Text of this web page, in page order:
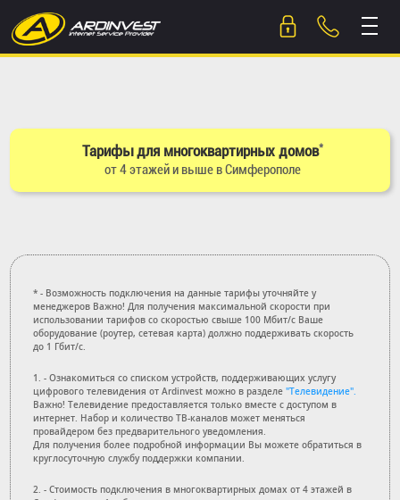
to
content
Тарифы для многоквартирных домов*
от 4 этажей и выше в Симферополе
* - Возможность подключения на данные тарифы уточняйте у
менеджеров Важно! Для получения максимальной скорости при
использовании тарифов со скоростью свыше 100 Мбит/с Ваше
оборудование (роутер, сетевая карта) должно поддерживать скорость
до 1 Гбит/с.
1. - Ознакомиться со списком устройств, поддерживающих услугу
цифрового телевидения от Ardinvest можно в разделе"Телевидение".
Важно! Телевидение предоставляется только вместе с доступом в
интернет. Набор и количество ТВ-каналов может меняться
провайдером без предварительного уведомления.
Для получения более подробной информации Вы можете обратиться в
круглосуточную службу поддержки компании.
2. - Стоимость подключения в многоквартирных домах от 4 этажей в